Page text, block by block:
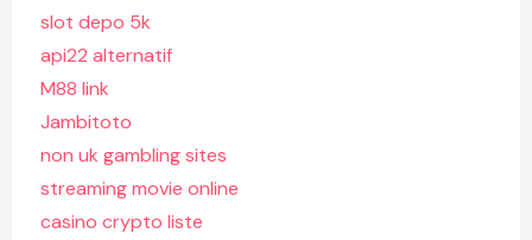
slot depo 5k
api22 alternatif
M88 link
Jambitoto
non uk gambling sites
streaming movie online
casino crypto liste